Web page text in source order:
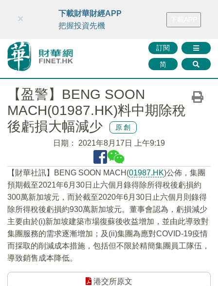
財華智庫網 FINTV FINMETA 財華證券 媒體矩陣
訂閱
简
×
下載財華財經APP
把握投資先機
【盈警】BENG SOON
MACH(01987.HK)料中期除稅
後虧損大幅減少
原創
日期： 2021年8月17日 上午9:19
【財華社訊】BENG SOON MACH(01987.HK)公佈，集團
預期截至2021年6月30日止六個月錄得除所得稅後虧損約
300萬新加坡元，而於截至2020年6月30日止六個月則錄得
除所得稅後虧損約930萬新加坡元。董事會認為，虧損減少
主要由於(i)新加坡建築市場復蘇後收益增加，並由此導致對
集團服務的需求逐漸增加；及(ii)集團為應對COVID-19疫情
而採取的削減成本措施，包括但不限於精簡集團員工隊伍，
導致銷售成本降低。
港交所原文